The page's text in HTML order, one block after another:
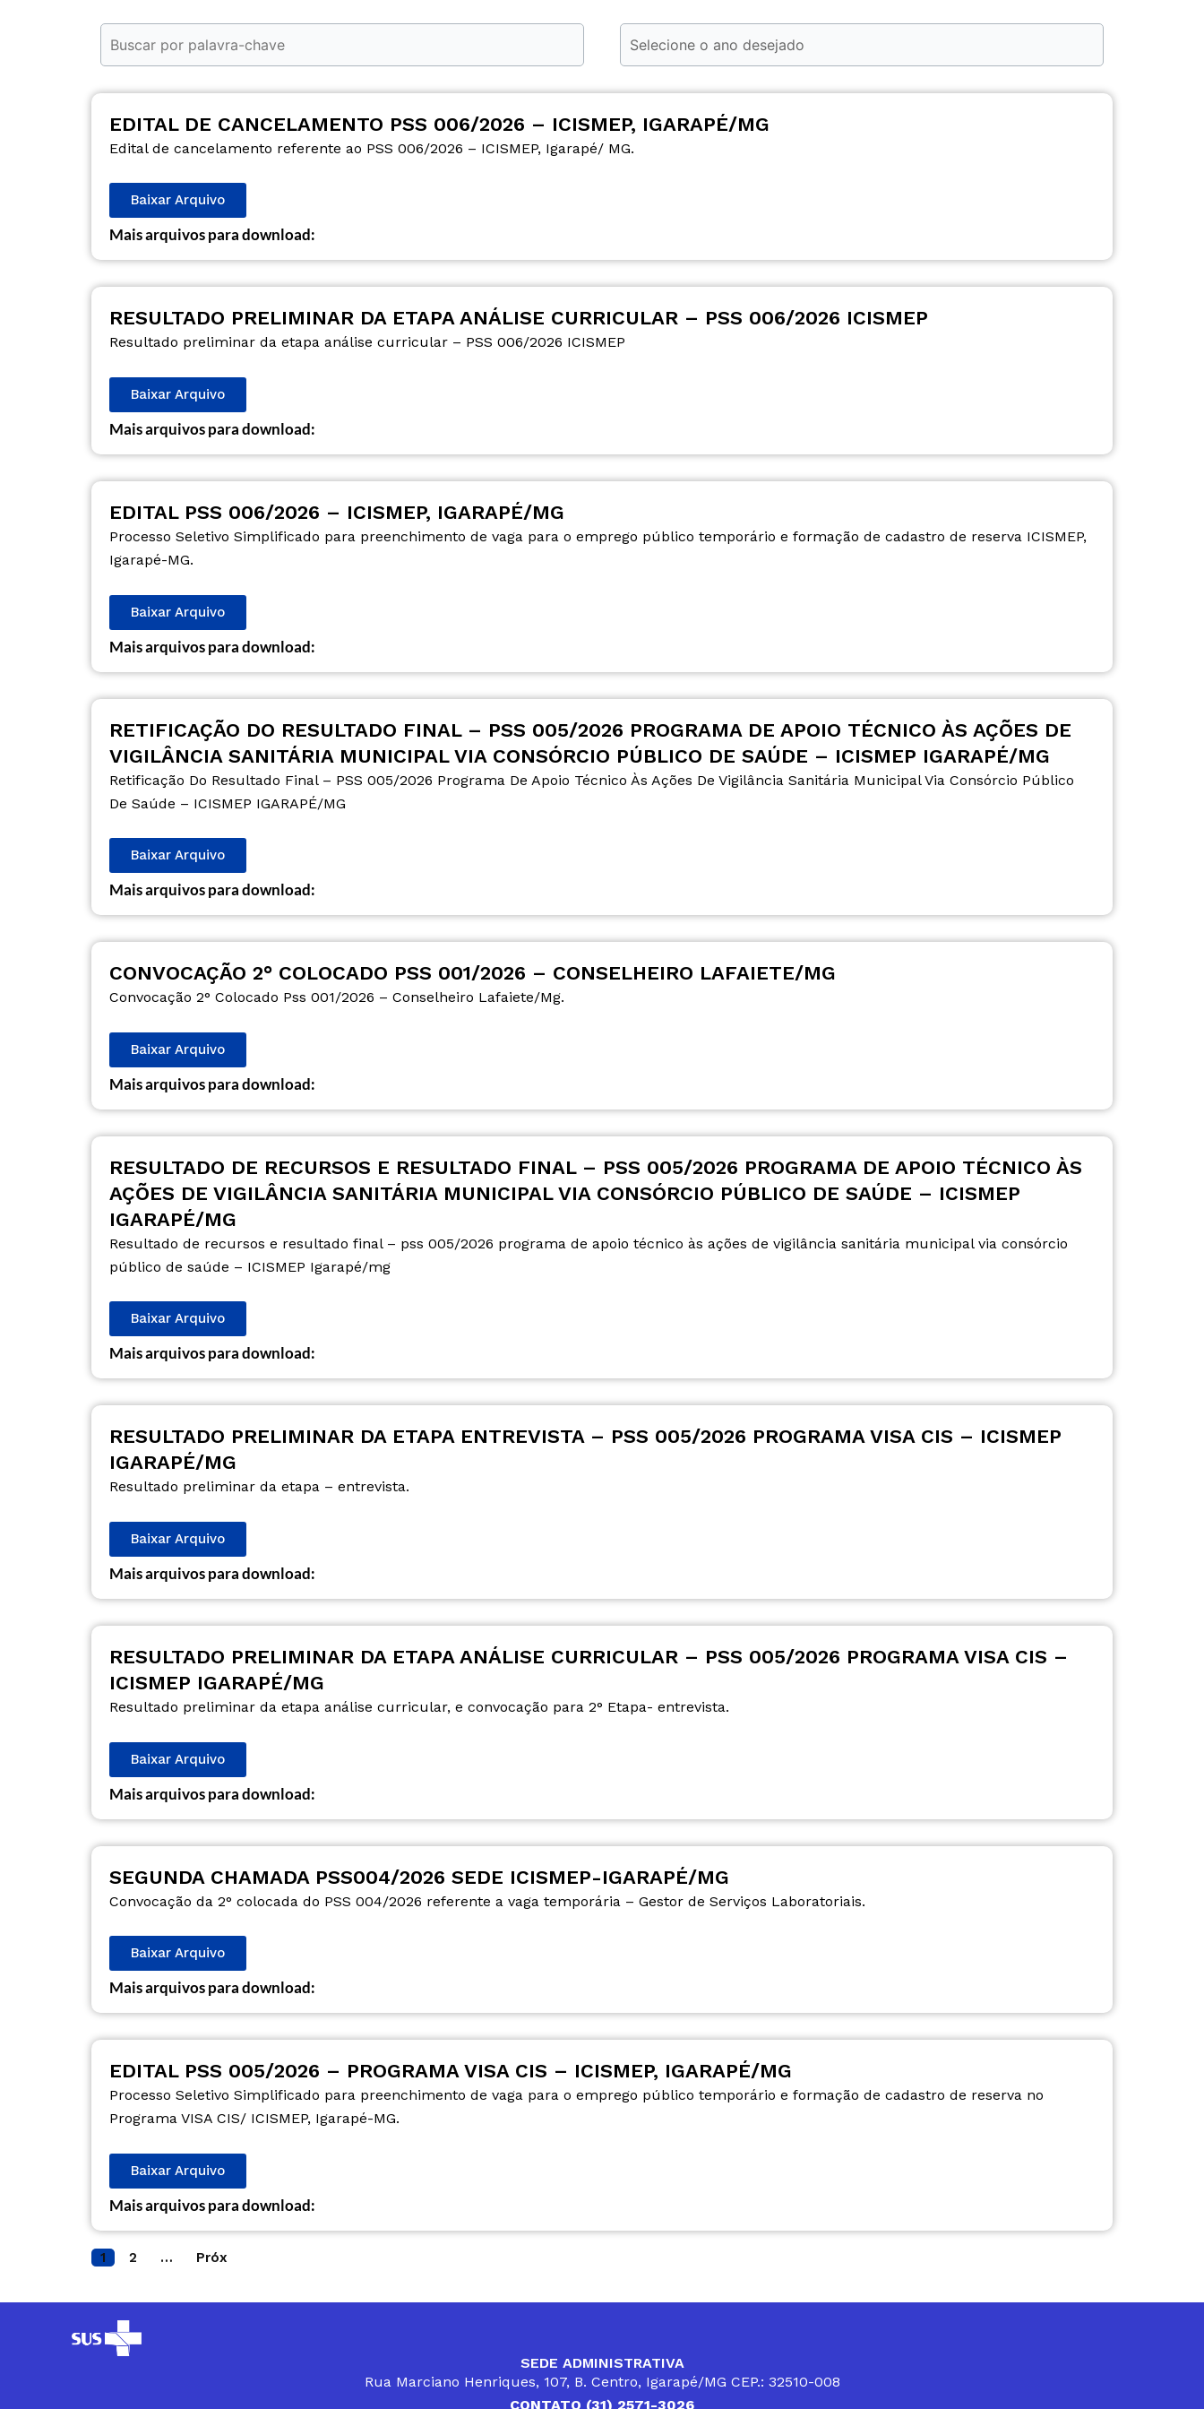
EDITAL DE CANCELAMENTO PSS 006/2026 – ICISMEP, IGARAPÉ/MG
Edital de cancelamento referente ao PSS 006/2026 – ICISMEP, Igarapé/ MG.
Baixar Arquivo
Mais arquivos para download:
RESULTADO PRELIMINAR DA ETAPA ANÁLISE CURRICULAR – PSS 006/2026 ICISMEP
Resultado preliminar da etapa análise curricular – PSS 006/2026 ICISMEP
Baixar Arquivo
Mais arquivos para download:
EDITAL PSS 006/2026 – ICISMEP, IGARAPÉ/MG
Processo Seletivo Simplificado para preenchimento de vaga para o emprego público temporário e formação de cadastro de reserva ICISMEP,
Igarapé-MG.
Baixar Arquivo
Mais arquivos para download:
RETIFICAÇÃO DO RESULTADO FINAL – PSS 005/2026 PROGRAMA DE APOIO TÉCNICO ÀS AÇÕES DE
VIGILÂNCIA SANITÁRIA MUNICIPAL VIA CONSÓRCIO PÚBLICO DE SAÚDE – ICISMEP IGARAPÉ/MG
Retificação Do Resultado Final – PSS 005/2026 Programa De Apoio Técnico Às Ações De Vigilância Sanitária Municipal Via Consórcio Público
De Saúde – ICISMEP IGARAPÉ/MG
Baixar Arquivo
Mais arquivos para download:
CONVOCAÇÃO 2° COLOCADO PSS 001/2026 – CONSELHEIRO LAFAIETE/MG
Convocação 2° Colocado Pss 001/2026 – Conselheiro Lafaiete/Mg.
Baixar Arquivo
Mais arquivos para download:
RESULTADO DE RECURSOS E RESULTADO FINAL – PSS 005/2026 PROGRAMA DE APOIO TÉCNICO ÀS
AÇÕES DE VIGILÂNCIA SANITÁRIA MUNICIPAL VIA CONSÓRCIO PÚBLICO DE SAÚDE – ICISMEP
IGARAPÉ/MG
Resultado de recursos e resultado final – pss 005/2026 programa de apoio técnico às ações de vigilância sanitária municipal via consórcio
público de saúde – ICISMEP Igarapé/mg
Baixar Arquivo
Mais arquivos para download:
RESULTADO PRELIMINAR DA ETAPA ENTREVISTA – PSS 005/2026 PROGRAMA VISA CIS – ICISMEP
IGARAPÉ/MG
Resultado preliminar da etapa – entrevista.
Baixar Arquivo
Mais arquivos para download:
RESULTADO PRELIMINAR DA ETAPA ANÁLISE CURRICULAR – PSS 005/2026 PROGRAMA VISA CIS –
ICISMEP IGARAPÉ/MG
Resultado preliminar da etapa análise curricular, e convocação para 2° Etapa- entrevista.
Baixar Arquivo
Mais arquivos para download:
SEGUNDA CHAMADA PSS004/2026 SEDE ICISMEP-IGARAPÉ/MG
Convocação da 2° colocada do PSS 004/2026 referente a vaga temporária – Gestor de Serviços Laboratoriais.
Baixar Arquivo
Mais arquivos para download:
EDITAL PSS 005/2026 – PROGRAMA VISA CIS – ICISMEP, IGARAPÉ/MG
Processo Seletivo Simplificado para preenchimento de vaga para o emprego público temporário e formação de cadastro de reserva no
Programa VISA CIS/ ICISMEP, Igarapé-MG.
Baixar Arquivo
Mais arquivos para download:
1 2 … Próx
SEDE ADMINISTRATIVA
Rua Marciano Henriques, 107, B. Centro, Igarapé/MG CEP.: 32510-008
CONTATO (31) 2571-3026